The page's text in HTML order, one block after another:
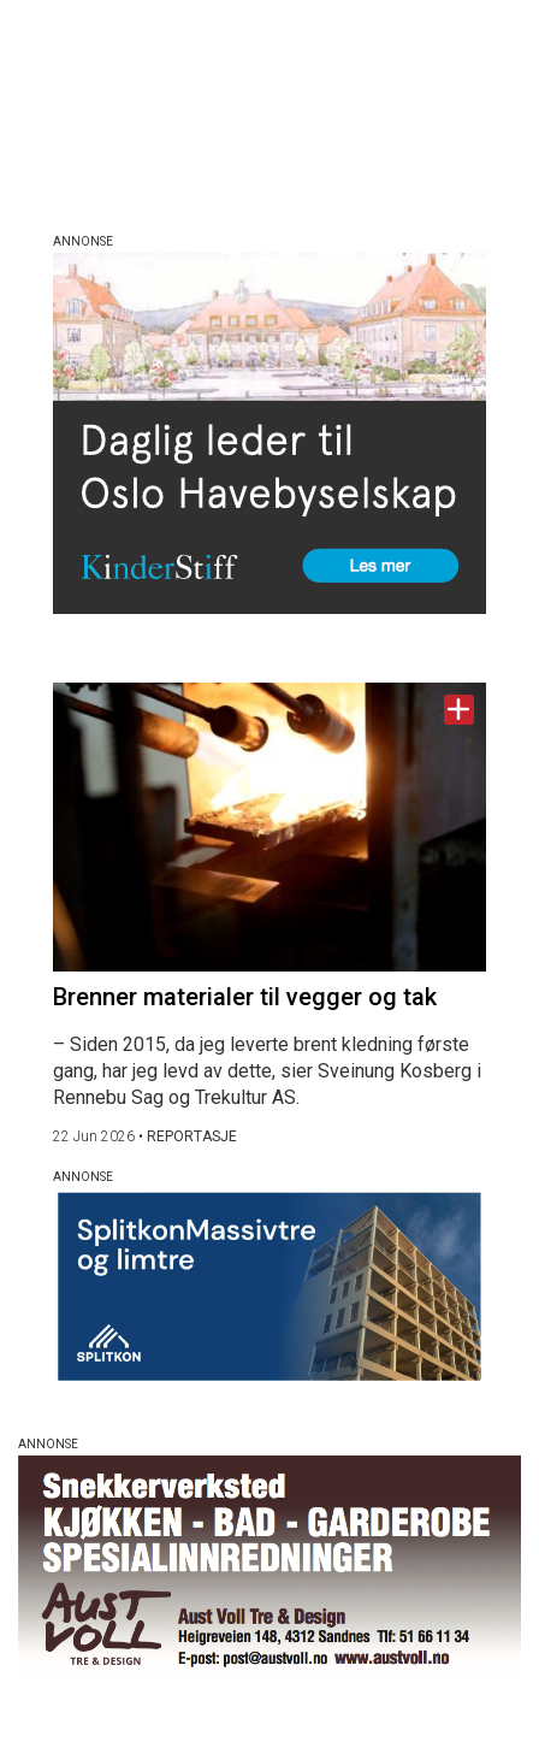
Brenner materialer til vegger og tak
– Siden 2015, da jeg leverte brent kledning første
gang, har jeg levd av dette, sier Sveinung Kosberg i
Rennebu Sag og Trekultur AS.
22 Jun 2026 • REPORTASJE